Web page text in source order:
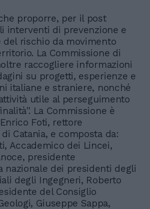
proporre, per il post
interventi di prevenzione e
rischio da movimento
La Commissione di
raccogliere informazioni
su progetti, esperienze e
italiane e straniere, nonché
utile al perseguimento
La Commissione è
Foti, rettore
Catania, e composta da:
Accademico dei Lincei,
presidente
nazionale dei presidenti degli
degli Ingegneri, Roberto
del Consiglio
Giuseppe Sappa,